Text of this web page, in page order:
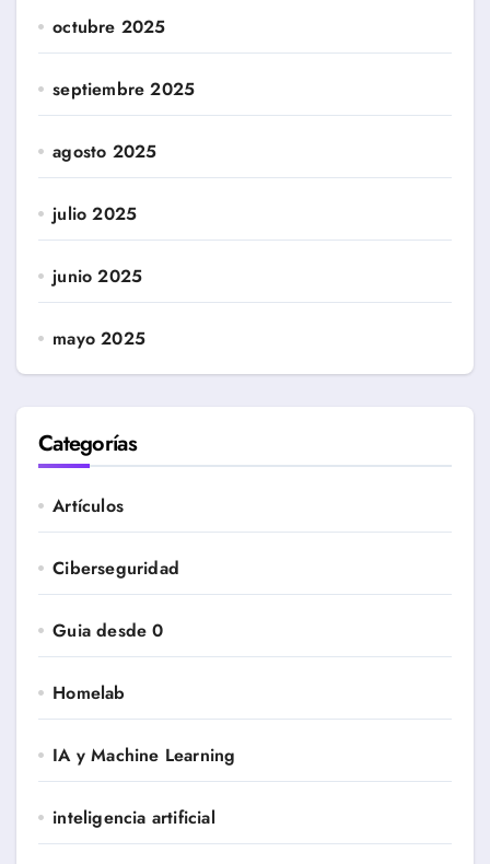
octubre 2025
septiembre 2025
agosto 2025
julio 2025
junio 2025
mayo 2025
Categorías
Artículos
Ciberseguridad
Guia desde 0
Homelab
IA y Machine Learning
inteligencia artificial